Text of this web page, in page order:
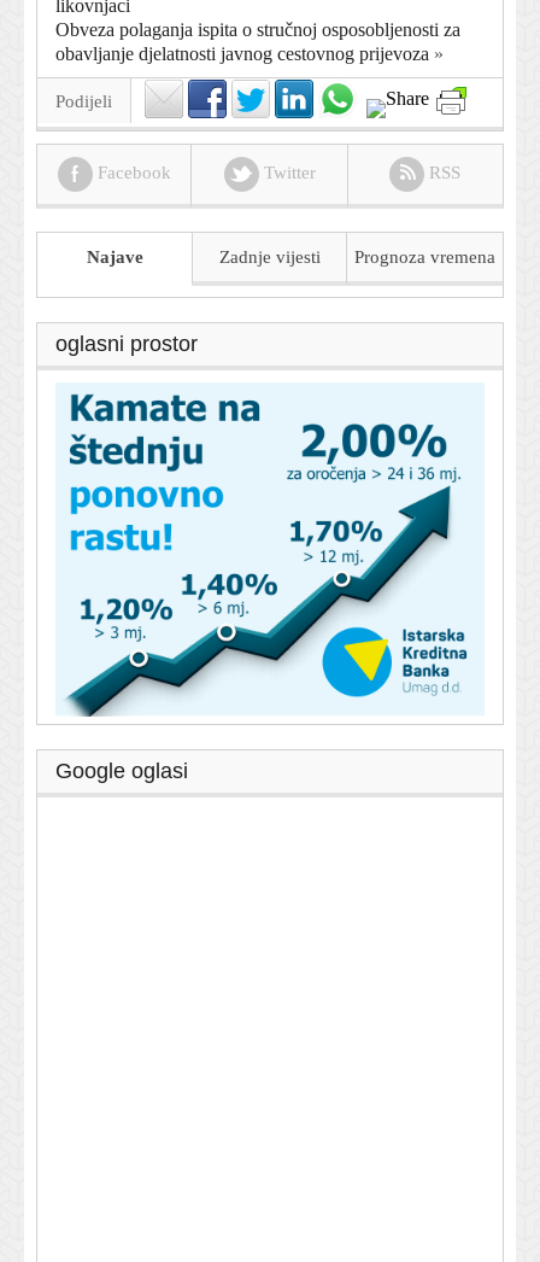
likovnjaci
Obveza polaganja ispita o stručnoj osposobljenosti za
obavljanje djelatnosti javnog cestovnog prijevoza »
Podijeli
Facebook Twitter RSS
Najave Zadnje vijesti Prognoza vremena
oglasni prostor
Google oglasi